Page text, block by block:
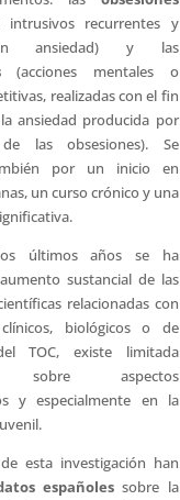
intrusivos recurrentes y
ansiedad) y las
(acciones mentales o
realizadas con el fin
ansiedad producida por
las obsesiones). Se
por un inicio en
un curso crónico y una
últimos años se ha
sustancial de las
relacionadas con
biológicos o de
TOC, existe limitada
sobre aspectos
y especialmente en la
esta investigación han
españoles sobre la